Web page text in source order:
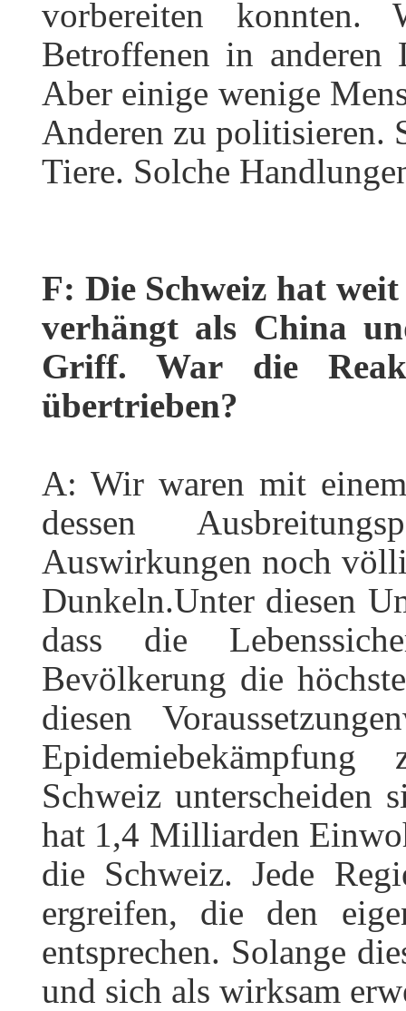
vorbereiten
Betroffenen in anderen
Aber einige wenige
Anderen zu politisieren.
Tiere. Solche
F: Die Schweiz hat
verhängt als China
Griff. War die
übertrieben?
A: Wir waren mit
dessen
Auswirkungen noch
Dunkeln.Unter diesen
dass die
Bevölkerung die
diesen
Schweiz
hat 1,4 Milliarden
die Schweiz. Jede
ergreifen, die den
entsprechen. Solange
und sich als wirksam